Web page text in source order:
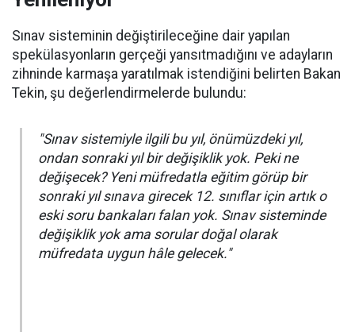
Sınav sisteminin değiştirileceğine dair yapılan
spekülasyonların gerçeği yansıtmadığını ve adayların
zihninde karmaşa yaratılmak istendiğini belirten Bakan
Tekin, şu değerlendirmelerde bulundu:
"Sınav sistemiyle ilgili bu yıl, önümüzdeki yıl,
ondan sonraki yıl bir değişiklik yok. Peki ne
değişecek? Yeni müfredatla eğitim görüp bir
sonraki yıl sınava girecek 12. sınıflar için artık o
eski soru bankaları falan yok. Sınav sisteminde
değişiklik yok ama sorular doğal olarak
müfredata uygun hâle gelecek."